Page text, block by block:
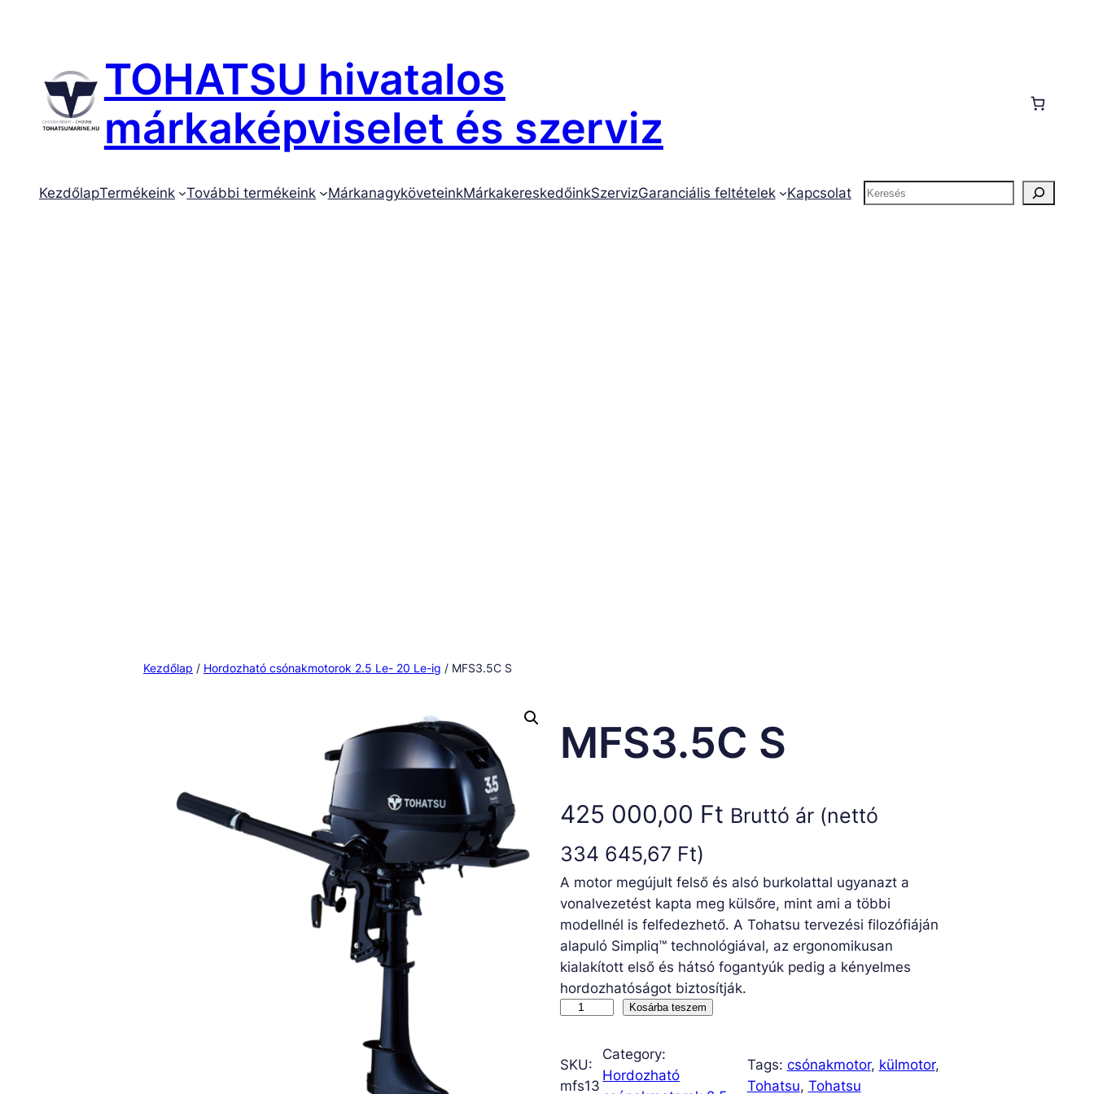
TOHATSU hivatalos
márkaképviselet és szerviz
KezdőlapTermékeink További termékeink MárkanagyköveteinkMárkakereskedőinkSzervizGaranciális feltételek Kapcsolat Keresés
Kezdőlap / Hordozható csónakmotorok 2.5 Le- 20 Le-ig / MFS3.5C S
MFS3.5C S
425 000,00 Ft Bruttó ár (nettó
334 645,67 Ft)
A motor megújult felső és alsó burkolattal ugyanazt a
vonalvezetést kapta meg külsőre, mint ami a többi
modellnél is felfedezhető. A Tohatsu tervezési filozófiáján
alapuló Simpliq™ technológiával, az ergonomikusan
kialakított első és hátsó fogantyúk pedig a kényelmes
hordozhatóságot biztosítják.
3
Kosárba teszem
SKU:
mfs13
Category:
Hordozható
Tags: csónakmotor, külmotor
Tohatsu, Tohatsu